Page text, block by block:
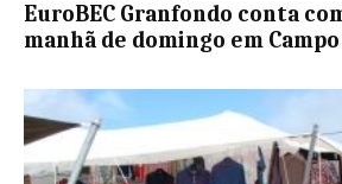
EuroBEC Granfondo conta
manhã de domingo em